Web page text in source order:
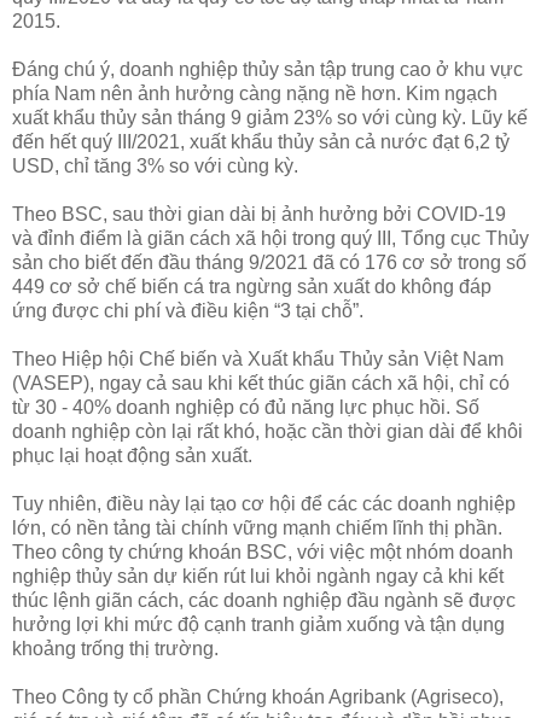
2015.
Đáng chú ý, doanh nghiệp thủy sản tập trung cao ở khu vực
phía Nam nên ảnh hưởng càng nặng nề hơn. Kim ngạch
xuất khẩu thủy sản tháng 9 giảm 23% so với cùng kỳ. Lũy kế
đến hết quý III/2021, xuất khẩu thủy sản cả nước đạt 6,2 tỷ
USD, chỉ tăng 3% so với cùng kỳ.
Theo BSC, sau thời gian dài bị ảnh hưởng bởi COVID-19
và đỉnh điểm là giãn cách xã hội trong quý III, Tổng cục Thủy
sản cho biết đến đầu tháng 9/2021 đã có 176 cơ sở trong số
449 cơ sở chế biến cá tra ngừng sản xuất do không đáp
ứng được chi phí và điều kiện “3 tại chỗ”.
Theo Hiệp hội Chế biến và Xuất khẩu Thủy sản Việt Nam
(VASEP), ngay cả sau khi kết thúc giãn cách xã hội, chỉ có
từ 30 - 40% doanh nghiệp có đủ năng lực phục hồi. Số
doanh nghiệp còn lại rất khó, hoặc cần thời gian dài để khôi
phục lại hoạt động sản xuất.
Tuy nhiên, điều này lại tạo cơ hội để các các doanh nghiệp
lớn, có nền tảng tài chính vững mạnh chiếm lĩnh thị phần.
Theo công ty chứng khoán BSC, với việc một nhóm doanh
nghiệp thủy sản dự kiến rút lui khỏi ngành ngay cả khi kết
thúc lệnh giãn cách, các doanh nghiệp đầu ngành sẽ được
hưởng lợi khi mức độ cạnh tranh giảm xuống và tận dụng
khoảng trống thị trường.
Theo Công ty cổ phần Chứng khoán Agribank (Agriseco),